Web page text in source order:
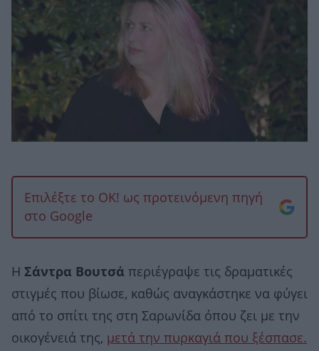
Επιλέξτε το OK! ως προτεινόμενη πηγή
στο Google
Η Σάντρα Βουτσά περιέγραψε τις δραματικές
στιγμές που βίωσε, καθώς αναγκάστηκε να φύγει
από το σπίτι της στη Σαρωνίδα όπου ζει με την
οικογένειά της, μετά την πυρκαγιά που ξέσπασε.